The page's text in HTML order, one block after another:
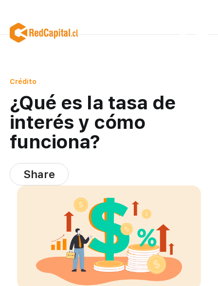
Crédito
¿Qué es la tasa de
interés y cómo
funciona?
Share